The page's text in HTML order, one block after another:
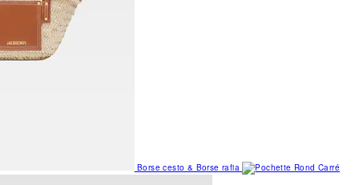
Borse cesto & Borse rafia